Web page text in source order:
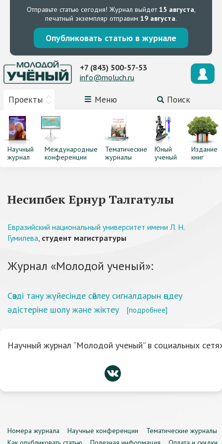
Отправьте статью сегодня! Журнал выйдет15 августа,
печатный экземпляр отправим 19 августа.
Опубликовать статью в журнале
Проекты Меню Поиск
+7 (843) 500-57-53
info@moluch.ru
Научный
журнал
Международные
конференции
Тематические
журналы
Юный
ученый
Издание
книг
Несипбек Ернур Талгатулы
Евразийский национальный университет имени Л. Н.
Гумилева, студент магистратуры
Журнал «Молодой ученый»:
Сөзді тану жүйесінде сөйлеу сигналдарын өңдеу
әдістеріне шолу және жіктеу
[подробнее]
Научный журнал “Молодой ученый” в социальных
Номера журнала Научные конференции
Тематические журналы